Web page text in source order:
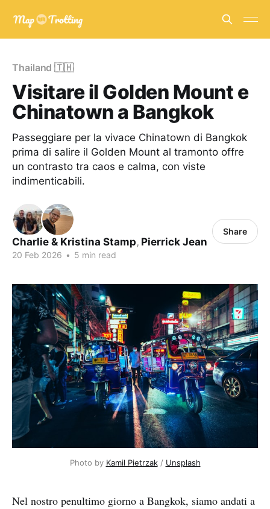
Thailand 🇹🇭
Visitare il Golden Mount e
Chinatown a Bangkok
Passeggiare per la vivace Chinatown di Bangkok
prima di salire il Golden Mount al tramonto offre
un contrasto tra caos e calma, con viste
indimenticabili.
Charlie & Kristina Stamp, Pierrick Jean
20 Feb 2026 • 5 min read
Share
Photo by Kamil Pietrzak / Unsplash
Nel nostro penultimo giorno a Bangkok, siamo andati a